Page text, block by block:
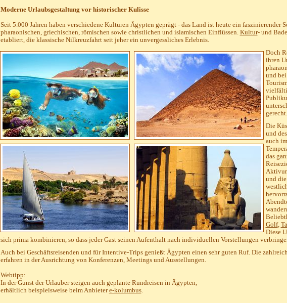
Moderne Urlaubsgestaltung vor historischer Kulisse
Seit 5.000 Jahren haben verschiedene Kulturen Ägypten geprägt - das Land ist heute ein faszinierender
pharaonischen, griechischen, römischen sowie christlichen und islamischen Einflüssen. Kultur- und
etabliert, die klassische Nilkreuzfahrt seit jeher ein unvergessliches Erlebnis.
Doch
ihren
und
gerecht.
Die
und
auch
das
und
Golf,
Diese
sich prima kombinieren, so dass jeder Gast seinen Aufenthalt nach individuellen Vorstellungen
Auch bei Geschäftsreisenden und für Intentive-Trips genießt Ägypten einen sehr guten Ruf. Die
erfahren in der Ausrichtung von Konferenzen, Meetings und Ausstellungen.
Webtipp:
In der Gunst der Urlauber steigen auch geplante Rundreisen in Ägypten,
erhältlich beispielsweise beim Anbietere-kolumbus.